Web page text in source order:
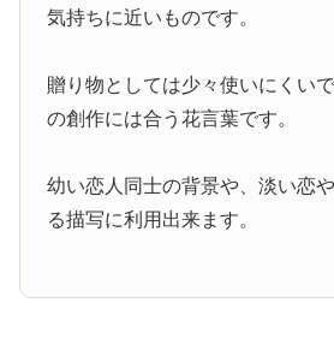
気持ちに近いものです。
贈り物としては少々使いにくい
の創作には合う花言葉です。
幼い恋人同士の背景や、淡い恋
る描写に利用出来ます。